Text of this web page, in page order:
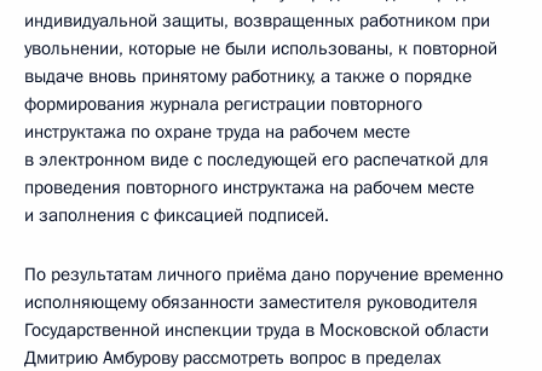
индивидуальной защиты, возвращенных работником при
увольнении, которые не были использованы, к повторной
выдаче вновь принятому работнику, а также о порядке
формирования журнала регистрации повторного
инструктажа по охране труда на рабочем месте
в электронном виде с последующей его распечаткой для
проведения повторного инструктажа на рабочем месте
и заполнения с фиксацией подписей.
По результатам личного приёма дано поручение временно
исполняющему обязанности заместителя руководителя
Государственной инспекции труда в Московской области
Дмитрию Амбурову рассмотреть вопрос в пределах